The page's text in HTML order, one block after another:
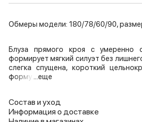
Обмеры модели: 180/78/60/90,
Блуза прямого кроя с умеренно
формирует мягкий силуэт без
слегка спущена, короткий
форму ...еще
Состав и уход
Информация о доставке